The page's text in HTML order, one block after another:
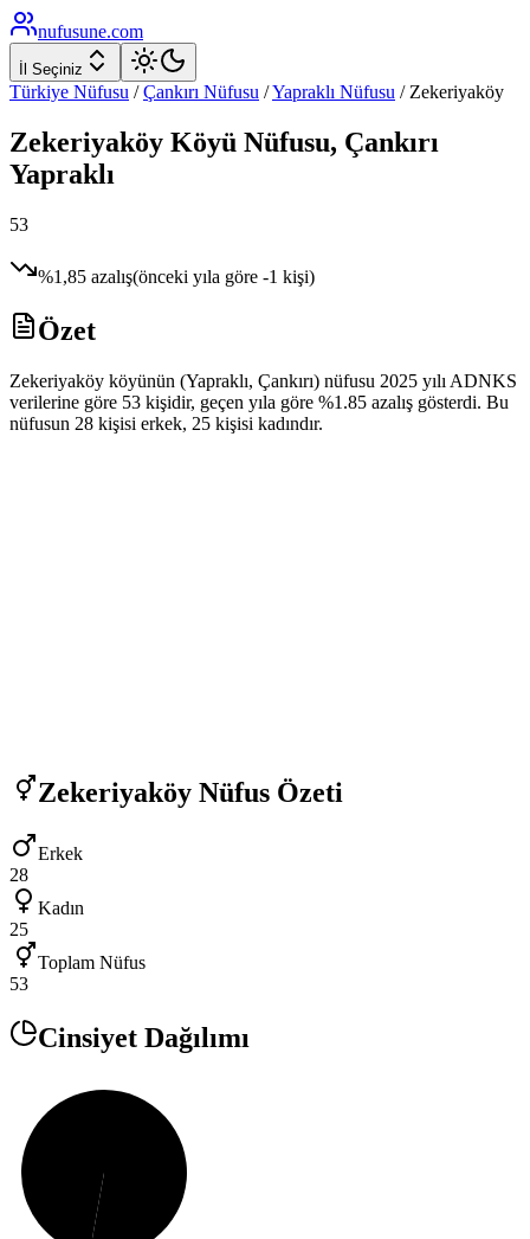
nufusune.com
İl Seçiniz
Türkiye Nüfusu / Çankırı Nüfusu /Yapraklı Nüfusu / Zekeriyaköy
Zekeriyaköy Köyü Nüfusu, Çankırı
Yapraklı
53
%1,85 azalış(önceki yıla göre -1 kişi)
Özet
Zekeriyaköy köyünün (Yapraklı, Çankırı) nüfusu 2025 yılı ADNKS
verilerine göre 53 kişidir, geçen yıla göre %1.85 azalış gösterdi. Bu
nüfusun 28 kişisi erkek, 25 kişisi kadındır.
Zekeriyaköy Nüfus Özeti
Erkek
28
Kadın
25
Toplam Nüfus
53
Cinsiyet Dağılımı